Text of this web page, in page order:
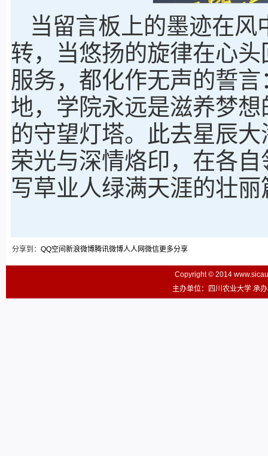
当留言板上的墨迹在
转，当悠扬的旋律在心
服务，都化作无声的誓
地，学院永远是滋养梦
的守望灯塔。此去星辰
荣光与深情烙印，在各
写草业人绿满天涯的壮丽
分享到： QQ空间 新浪微博腾讯微博人人网微信更多分享
Copyright © 2014
主办单位：四川农业大学 承